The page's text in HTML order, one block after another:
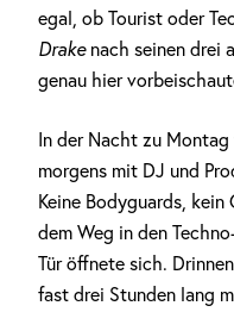
egal, ob Tourist oder
Drake nach seinen drei
genau hier
In der Nacht zu
morgens mit DJ und
Keine Bodyguards,
dem Weg in den
Tür öffnete sich.
fast drei Stunden lang